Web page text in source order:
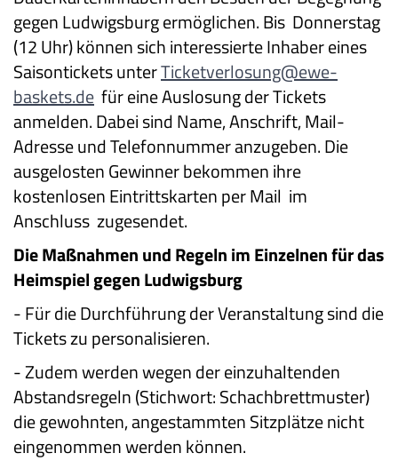
gegen Ludwigsburg ermöglichen. Bis Donnerstag
(12 Uhr) können sich interessierte Inhaber eines
Saisontickets unterTicketverlosung@ewe-
baskets.de für eine Auslosung der Tickets
anmelden. Dabei sind Name, Anschrift, Mail-
Adresse und Telefonnummer anzugeben. Die
ausgelosten Gewinner bekommen ihre
kostenlosen Eintrittskarten per Mail im
Anschluss zugesendet.
Die Maßnahmen und Regeln im Einzelnen für das
Heimspiel gegen Ludwigsburg
-Für die Durchführung der Veranstaltung sind die
Tickets zu personalisieren.
-Zudem werden wegen der einzuhaltenden
Abstandsregeln (Stichwort: Schachbrettmuster)
die gewohnten, angestammten Sitzplätze nicht
eingenommen werden können.